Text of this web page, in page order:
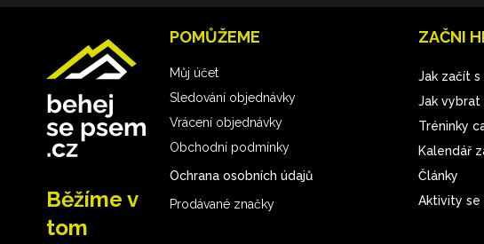
Běžíme v
tom
POMŮŽEME
Můj účet
Sledování objednávky
Vrácení objednávky
Obchodní podmínky
Ochrana osobních údajů
Prodávané značky
ZAČNI
Jak začít s
Jak vybrat
Tréninky
Kalendář
Články
Aktivity se